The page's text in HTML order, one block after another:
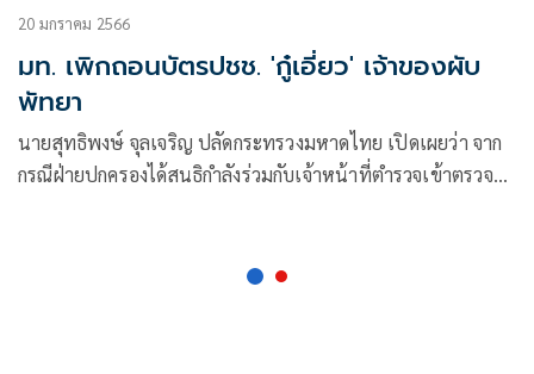
20 มกราคม 2566
มท. เพิกถอนบัตรปชช. 'กู๋เอี่ยว' เจ้าของผับ
พัทยา
นายสุทธิพงษ์ จุลเจริญ ปลัดกระทรวงมหาดไทย เปิดเผยว่า จาก
กรณีฝ่ายปกครองได้สนธิกำลังร่วมกับเจ้าหน้าที่ตำรวจเข้าตรวจ